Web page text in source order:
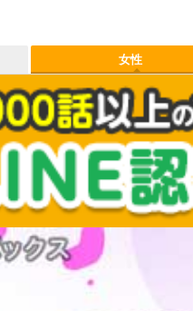
女性